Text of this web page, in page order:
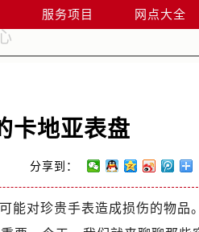
服务项目 网点大全
卡地亚表盘
分享到：
能对珍贵手表造成损伤的物品。